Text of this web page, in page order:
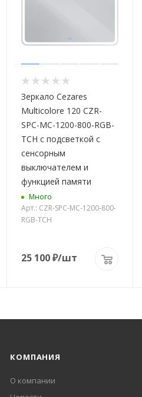
Зеркало Cezares
Multicolore 120 CZR-
SPC-MC-1200-800-RGB-
TCH с подсветкой с
сенсорным
выключателем и
функцией памяти
Много
Арт.: CZR-SPC-MC-1200-800-
RGB-TCH
25 100₽/шт
КОМПАНИЯ
О компании